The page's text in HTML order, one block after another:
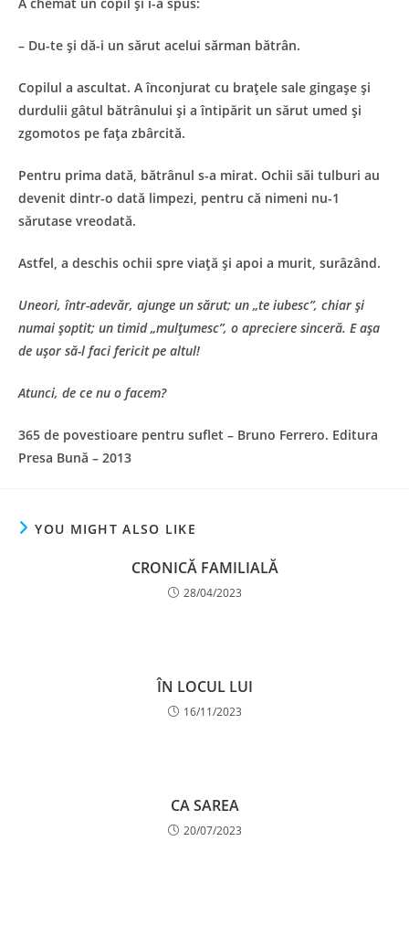
– Du-te şi dă-i un sărut acelui sărman bătrân.
Copilul a ascultat. A înconjurat cu braţele sale gingaşe şi
durdulii gâtul bătrânului şi a întipărit un sărut umed şi
zgomotos pe faţa zbârcită.
Pentru prima dată, bătrânul s-a mirat. Ochii săi tulburi au
devenit dintr-o dată limpezi, pentru că nimeni nu-1
sărutase vreodată.
Astfel, a deschis ochii spre viaţă şi apoi a murit, surâzând.
Uneori, într-adevăr, ajunge un sărut; un „te iubesc”, chiar şi
numai şoptit; un timid „mulţumesc”, o apreciere sinceră. E aşa
de uşor să-l faci fericit pe altul!
Atunci, de ce nu o facem?
365 de povestioare pentru suflet – Bruno Ferrero. Editura
Presa Bună – 2013
YOU MIGHT ALSO LIKE
CRONICĂ FAMILIALĂ
28/04/2023
ÎN LOCUL LUI
16/11/2023
CA SAREA
20/07/2023